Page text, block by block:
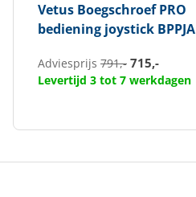
Vetus Boegschroef PRO
bediening joystick BPPJA
Adviesprijs 791,- 715,-
Levertijd 3 tot 7 werkdagen